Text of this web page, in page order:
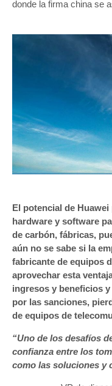
donde la firma china se
El potencial de
hardware y software
de carbón, fábricas,
aún no se sabe si la
fabricante de equipos
aprovechar esta
ingresos y beneficios
por las sanciones,
de equipos de
“Uno de los desafíos
confianza entre los
como las soluciones y